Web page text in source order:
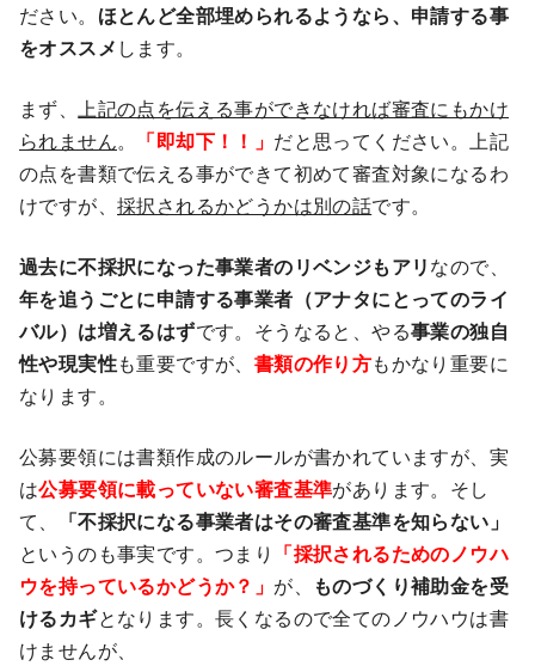
ださい。 ほとんど全部埋められるようなら、申請する事
をオススメ します。
まず、上記の点を伝える事ができなければ審査にもかけ
られません。 「即却下！！」 だと思ってください。上記
の点を書類で伝える事ができて初めて審査対象になるわ
けですが、 採択されるかどうかは別の話です。
過去に不採択になった事業者のリベンジもアリなので、
年を追うごとに申請する事業者（アナタにとってのライ
バル）は増えるはずです。そうなると、やる事業の独自
性や現実性も重要ですが、 書類の作り方もかなり重要に
なります。
公募要領には書類作成のルールが書かれていますが、実
は公募要領に載っていない審査基準があります。そし
て、
「不採択になる事業者はその審査基準を知らない」
というのも事実です。つまり 「採択されるためのノウハ
ウを持っているかどうか？」 が、
ものづくり補助金を受
けるカギとなります。長くなるので全てのノウハウは書
けませんが、